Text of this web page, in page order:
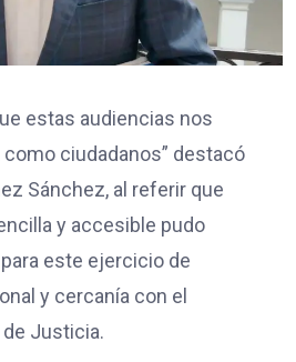
estas audiencias nos
ciudadanos” destacó
Sánchez, al referir que
y accesible pudo
este ejercicio de
y cercanía con el
Justicia.